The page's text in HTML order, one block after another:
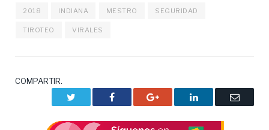
2018 INDIANA MESTRO SEGURIDAD
TIROTEO VIRALES
COMPARTIR.
Facebook Google+ LinkedIn
Correo